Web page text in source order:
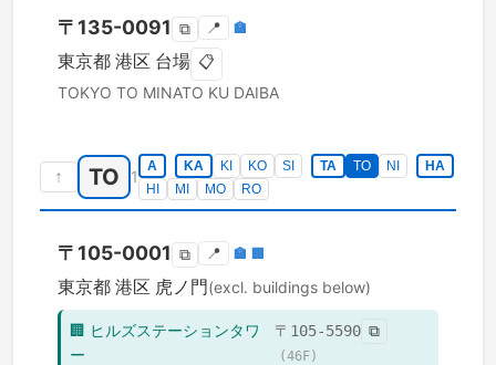
〒 135-0091 ⧉ 📍 🏣
東京都 港区 台場 📋
TOKYO TO MINATO KU DAIBA
↑ TO 1
A KA KI KO SI TA TO NI
HA
HI
MI MO RO
〒 105-0001 ⧉ 📍 🏣 🏢
東京都 港区 虎ノ門(excl. buildings below)
🏢 ヒルズステーションタワ
ー
〒 105-5590 ⧉
(46F)